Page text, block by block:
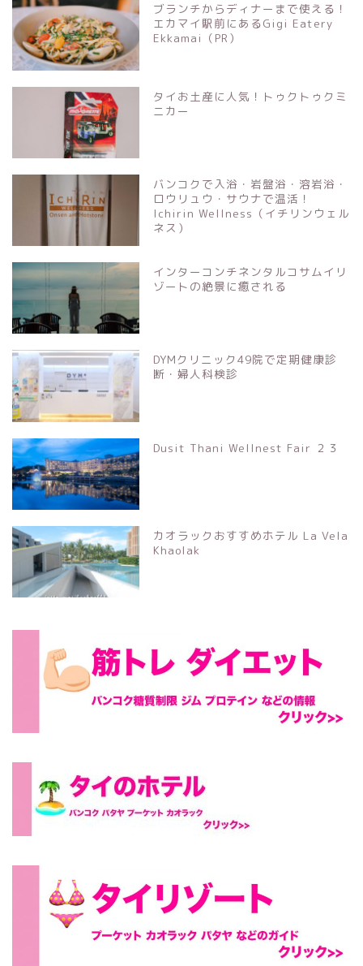
ブランチからディナーまで使える！
エカマイ駅前にあるGigi Eatery
Ekkamai（PR）
タイお土産に人気！トゥクトゥクミ
ニカー
バンコクで入浴・岩盤浴・溶岩浴・
ロウリュウ・サウナで温活！
Ichirin Wellness（イチリンウェル
ネス）
インターコンチネンタルコサムイリ
ゾートの絶景に癒される
DYMクリニック49院で定期健康診
断・婦人科検診
Dusit Thani Wellnest Fair ２３
カオラックおすすめホテル La Vela
Khaolak